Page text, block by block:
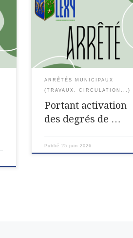
ARRETE N°27/2026/SIDPC
activation des degrés de danger
« sévère » sur le département de
Meurthe-et-Moselle dans le
de la prévention du risque
d’incendie de forêt et de
LE PREFET […]
ARRÊTÉS MUNICIPAUX
(TRAVAUX, CIRCULATION...)
Portant activation
des degrés de …
Publié 25 juin 2026